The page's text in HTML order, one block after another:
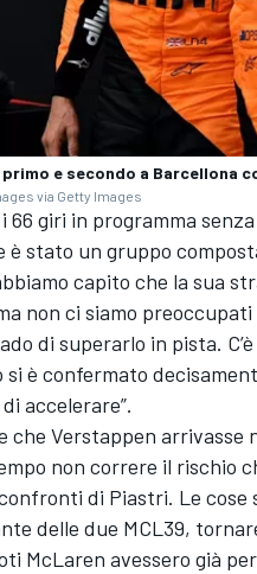
e secondo a Barcellona
via Getty Images
66 giri in programma
è stato un gruppo
capito che la sua
non ci siamo
di superarlo in pista.
è confermato
accelerare”.
che Verstappen
non correre il rischio
di Piastri. Le cose
delle due MCL39,
McLaren avessero già